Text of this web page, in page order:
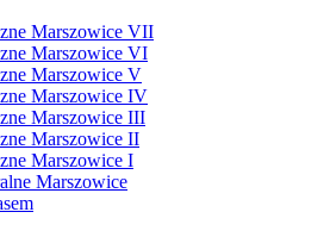
Marszowice VII
Marszowice VI
Marszowice V
Marszowice IV
Marszowice III
Marszowice II
Marszowice I
Marszowice